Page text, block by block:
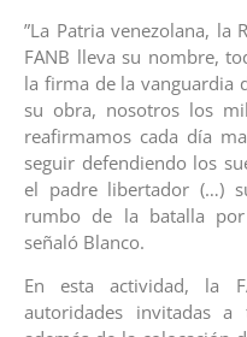
”La Patria venezolana, la
FANB lleva su nombre,
la firma de la vanguardia
su obra, nosotros los
reafirmamos cada día
seguir defendiendo los
el padre libertador (…)
rumbo de la batalla por
señaló Blanco.
En esta actividad, la
autoridades invitadas